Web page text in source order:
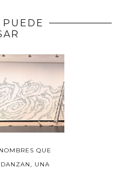
NOMBRES QUE
DANZAN, UNA